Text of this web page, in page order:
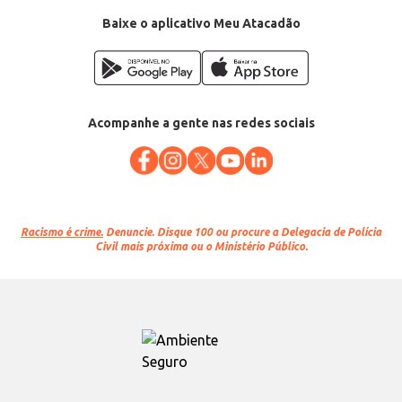
Baixe o aplicativo Meu Atacadão
Acompanhe a gente nas redes sociais
Racismo é crime. Denuncie. Disque 100 ou procure a Delegacia de Polícia
Civil mais próxima ou o Ministério Público.